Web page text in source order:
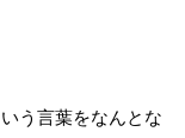
う言葉をなんとな